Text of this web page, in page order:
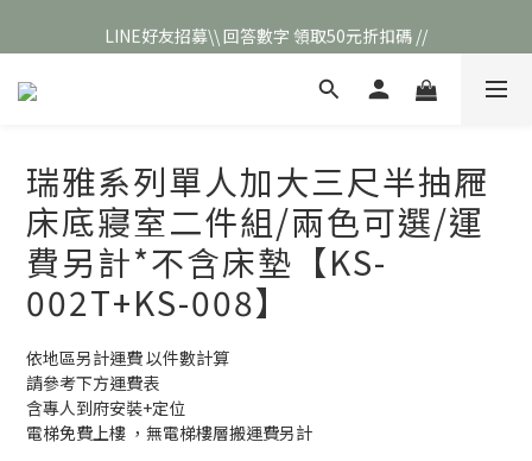
\\新會員註冊// 贈100元購物金❣️
LINE好友招募\\ 回答數字 領取50元折扣碼 //
\\新會員註冊// 贈100元購物金❣️
瑞雅系列單人加大三尺半抽屜
床底寢室二件組/兩色可選/運
費另計*不含床墊【KS-
002T+KS-008】
依地區另計運費 以件數計算
請參考下方運費表
含專人到府安裝+定位
電梯免費上樓 ，無電梯樓層搬運費另計